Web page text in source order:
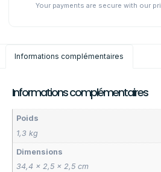
Your payments are secure with our
Informations complémentaires
Informations complémentaires
Poids
1,3 kg
Dimensions
34,4 × 2,5 × 2,5 cm